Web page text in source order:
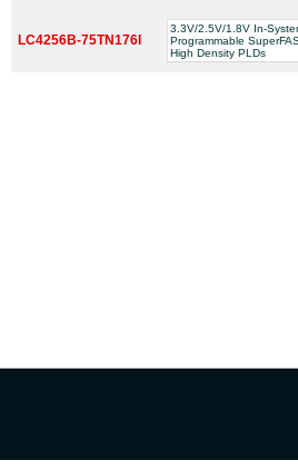
LC4256B-75TN176I
3.3V/2.5V/1.8V In-
Programmable
High Density PLDs